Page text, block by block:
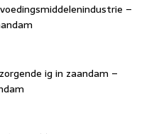
–
ig in zaandam –